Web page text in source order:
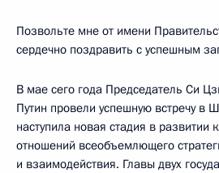
Позвольте мне от имени
сердечно поздравить с успешным
В мае сего года Председатель Си
Путин провели успешную встречу в
наступила новая стадия в развитии
отношений всеобъемлющего
и взаимодействия. Главы двух